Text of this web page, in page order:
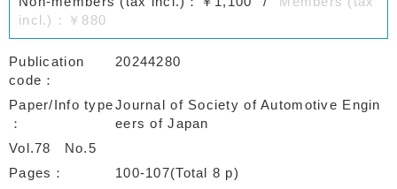
incl.)：￥880
Publication
code
20244280
Paper/Info typeJournal of Society of Automotive Engin
eers of Japan
Vol.78
No.5
Pages
100-107(Total 8 p)